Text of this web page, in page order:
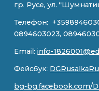
гр. Русе, ул. "
Телефон:
0894603023,
Email:info-
Фейсбук:
bg-bg.facebook.com/